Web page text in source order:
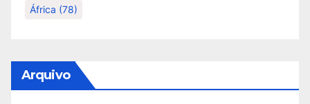
África (78)
Arquivo